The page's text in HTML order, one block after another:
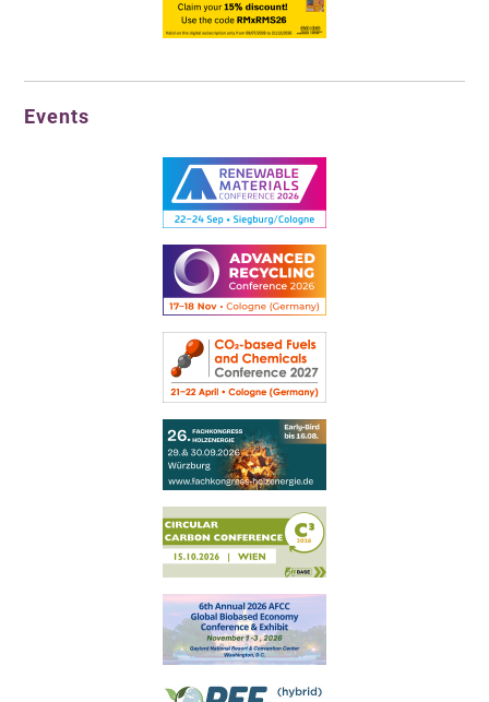
Events